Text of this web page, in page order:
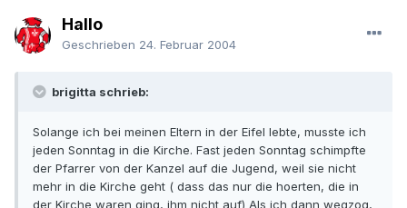
Hallo
Geschrieben 24. Februar 2004
brigitta schrieb:
Solange ich bei meinen Eltern in der Eifel lebte, musste ich
jeden Sonntag in die Kirche. Fast jeden Sonntag schimpfte
der Pfarrer von der Kanzel auf die Jugend, weil sie nicht
mehr in die Kirche geht ( dass das nur die hoerten, die in
der Kirche waren ging, ihm nicht auf) Als ich dann wegzog,